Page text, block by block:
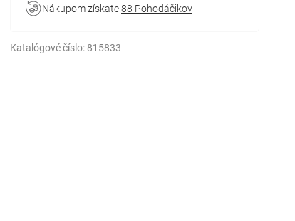
Nákupom získate88 Pohodáčikov
Katalógové číslo: 815833